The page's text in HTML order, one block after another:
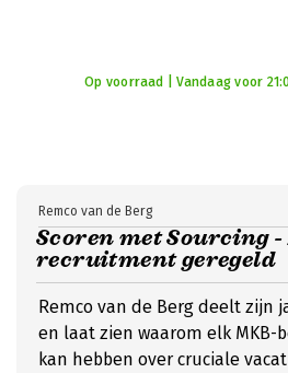
Op voorraad | Vandaag voor
Scoren met Sourcing
recruitment geregeld
Remco van de Berg
Remco van de Berg deelt zijn
en laat zien waarom elk MKB-
kan hebben over cruciale